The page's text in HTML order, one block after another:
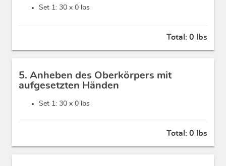
Set 1: 30 x 0 lbs
Total: 0 lbs
5. Anheben des Oberkörpers mit
aufgesetzten Händen
Set 1: 30 x 0 lbs
Total: 0 lbs